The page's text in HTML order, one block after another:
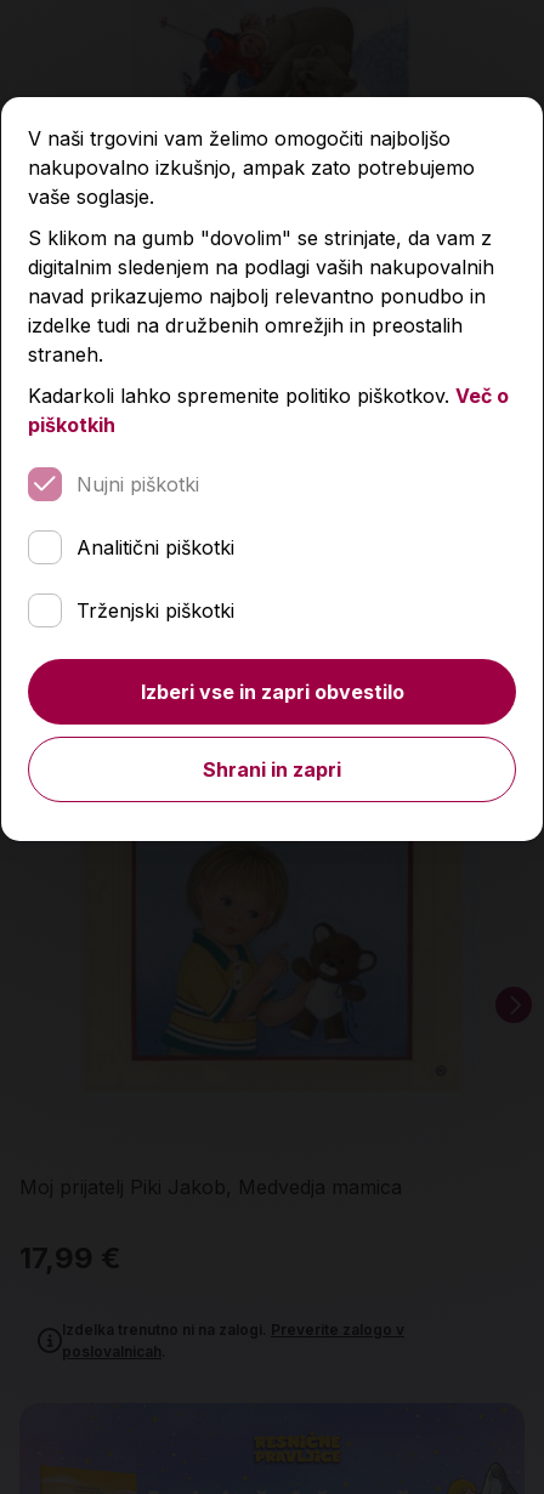
Tina in medvedja moč
18,95 €
Izdelka trenutno ni na zalogi.
Podobni izdelki
Moj prijatelj Piki Jakob, Medvedja mamica
17,99 €
Izdelka trenutno ni na zalogi.
Preverite zalogo v
poslovalnicah
V naši trgovini vam želimo omogočiti najboljšo
nakupovalno izkušnjo, ampak zato potrebujemo
vaše soglasje.
S klikom na gumb "dovolim" se strinjate, da vam z
digitalnim sledenjem na podlagi vaših nakupovalnih
navad prikazujemo najbolj relevantno ponudbo in
izdelke tudi na družbenih omrežjih in preostalih
straneh.
Kadarkoli lahko spremenite politiko piškotkov. Več o
piškotkih
Nujni piškotki
Analitični piškotki
Trženjski piškotki
Izberi vse in zapri obvestilo
Shrani in zapri